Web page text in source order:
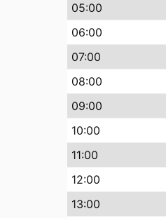
05:00
06:00
07:00
08:00
09:00
10:00
11:00
12:00
13:00